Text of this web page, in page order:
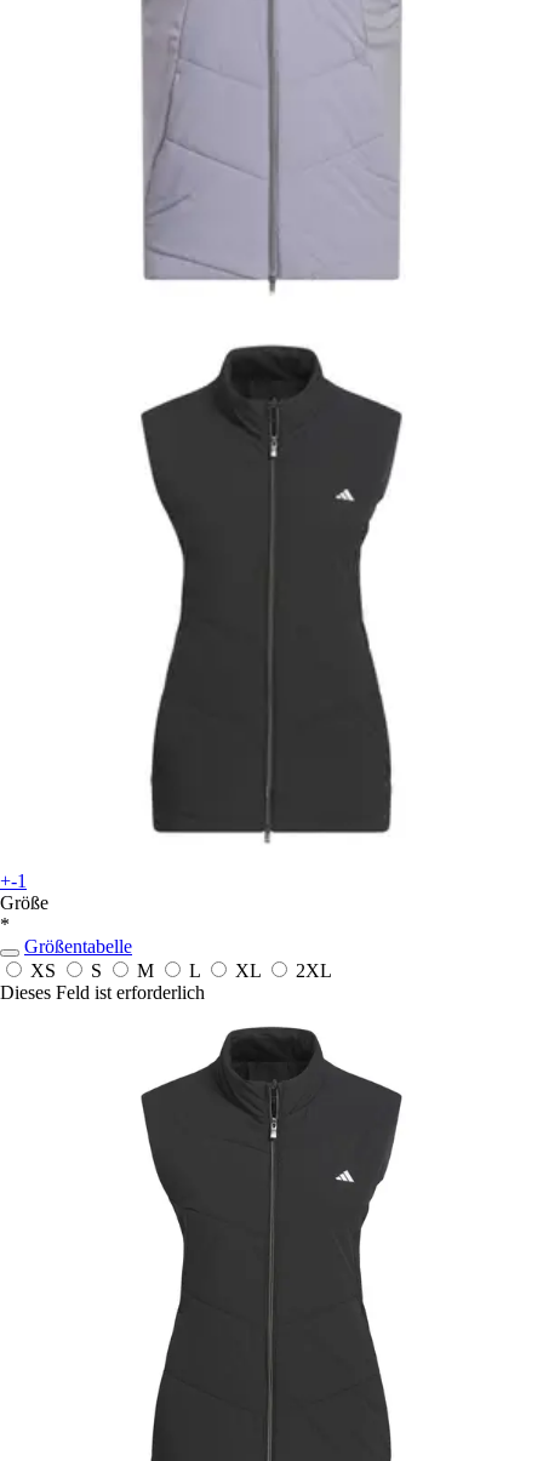
+-1
Größe
*
Größentabelle
XS
S M L XL
2XL
Dieses Feld ist erforderlich